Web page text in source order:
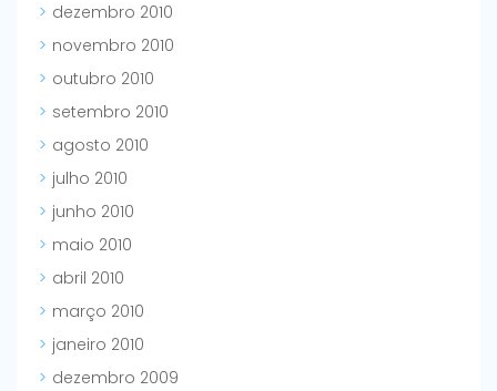
dezembro 2010
novembro 2010
outubro 2010
setembro 2010
agosto 2010
julho 2010
junho 2010
maio 2010
abril 2010
março 2010
janeiro 2010
dezembro 2009